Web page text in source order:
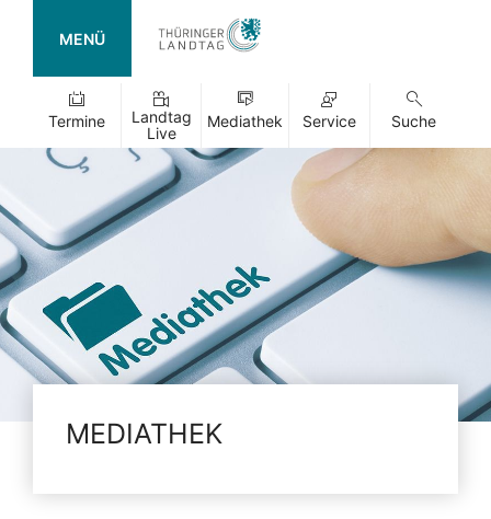
MENÜ
Termine
Landtag
Live
Mediathek Service Suche
MEDIATHEK